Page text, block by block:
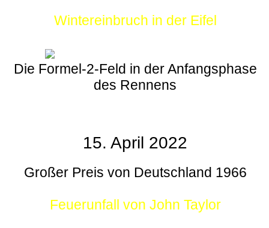
Wintereinbruch in der Eifel
Die Formel-2-Feld in der Anfangsphase
des Rennens
15. April 2022
Großer Preis von Deutschland 1966
Feuerunfall von John Taylor